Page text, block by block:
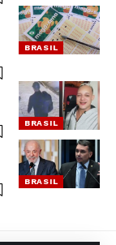
BRASIL
BRASIL
BRASIL